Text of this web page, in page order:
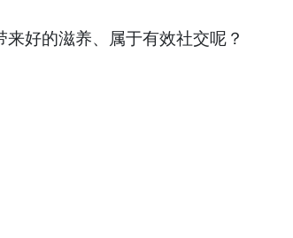
好的滋养、属于有效社交呢？